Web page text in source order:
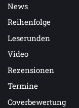
News
Reihenfolge
Leserunden
Video
Rezensionen
Termine
Coverbewertung